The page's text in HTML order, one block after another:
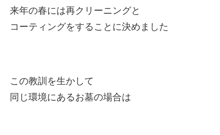
来年の春には再クリーニングと
コーティングをすることに決めました
この教訓を生かして
同じ環境にあるお墓の場合は